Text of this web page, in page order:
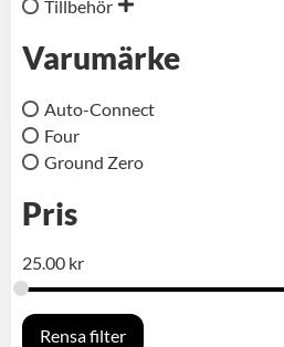
Tillbehör
Varumärke
Auto-Connect
Four
Ground Zero
Pris
25.00 kr
Rensa filter